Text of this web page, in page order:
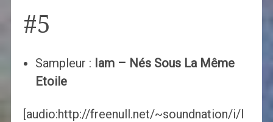
#5
Sampleur : Iam – Nés Sous La Même
Etoile
[audio:http://freenull.net/~soundnation/i/I